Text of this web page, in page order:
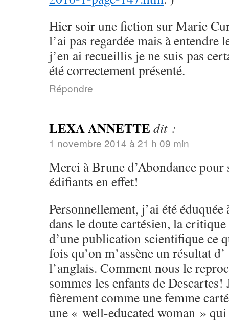
Hier soir une fiction sur Marie
l’ai pas regardée mais à entendre
j’en ai recueillis je ne suis pas
été correctement présenté.
Répondre
LEXA ANNETTEdit :
1 novembre 2014 à 21 h 09 min
Merci à Brune d’Abondance pour
édifiants en effet!
Personnellement, j’ai été
dans le doute cartésien, la
d’une publication scientifique ce
fois qu’on m’assène un résultat
l’anglais. Comment nous le
sommes les enfants de Descartes!
fièrement comme une femme
une « well-educated woman »